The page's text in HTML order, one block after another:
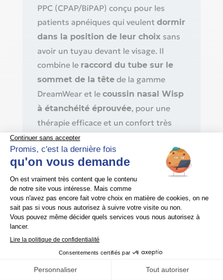
PPC (CPAP/BiPAP) conçu pour les
patients apnéiques qui veulent dormir
dans la position de leur choix sans
avoir un tuyau devant le visage. Il
combine le raccord du tube sur le
sommet de la têtede la gamme
DreamWear et le coussin nasal Wisp
à étanchéité éprouvée, pour une
thérapie efficace et un confort très
haut de gamme.
Produits similaires